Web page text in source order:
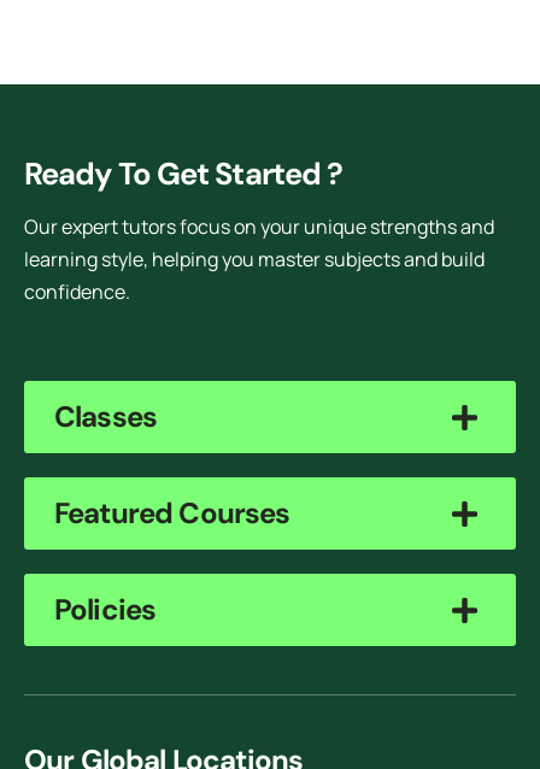
Ready To Get Started ?
Our expert tutors focus on your unique strengths and
learning style, helping you master subjects and build
confidence.
Classes
Featured Courses
Policies
Our Global Locations